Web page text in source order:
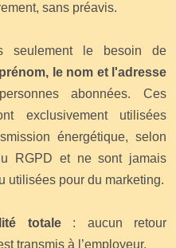
sans préavis.
seulement le besoin de
le nom et l'adresse
abonnées. Ces
exclusivement utilisées
énergétique, selon
RGPD et ne sont jamais
utilisées pour du marketing.
totale: aucun retour
transmis à l’employeur.